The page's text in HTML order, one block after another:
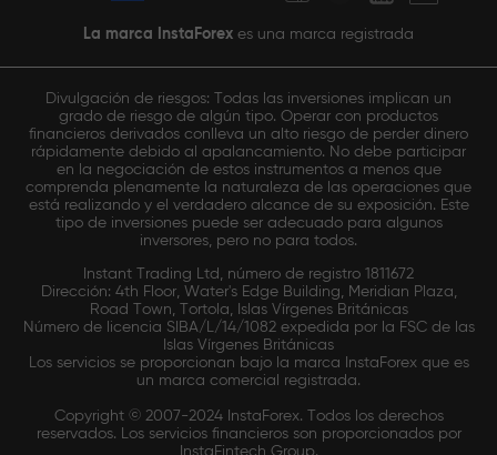
La marca InstaForex es una marca registrada
Divulgación de riesgos: Todas las inversiones implican un
grado de riesgo de algún tipo. Operar con productos
financieros derivados conlleva un alto riesgo de perder dinero
rápidamente debido al apalancamiento. No debe participar
en la negociación de estos instrumentos a menos que
comprenda plenamente la naturaleza de las operaciones que
está realizando y el verdadero alcance de su exposición. Este
tipo de inversiones puede ser adecuado para algunos
inversores, pero no para todos.
Instant Trading Ltd, número de registro 1811672
Dirección: 4th Floor, Water's Edge Building, Meridian Plaza,
Road Town, Tortola, Islas Vírgenes Británicas
Número de licencia SIBA/L/14/1082 expedida por la FSC de las
Islas Vírgenes Británicas
Los servicios se proporcionan bajo la marca InstaForex que es
un marca comercial registrada.
Copyright © 2007-2024 InstaForex. Todos los derechos
reservados. Los servicios financieros son proporcionados por
InstaFintech Group.